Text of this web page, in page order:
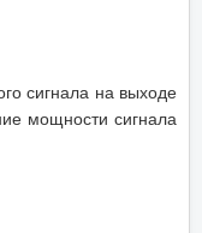
сигнала на выходе
мощности сигнала